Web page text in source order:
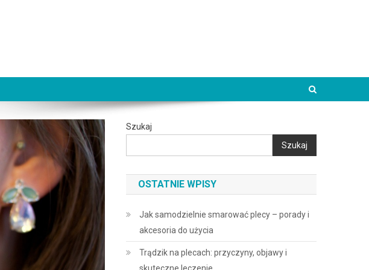
Szukaj
Szukaj
OSTATNIE WPISY
Jak samodzielnie smarować plecy – porady i
akcesoria do użycia
Trądzik na plecach: przyczyny, objawy i